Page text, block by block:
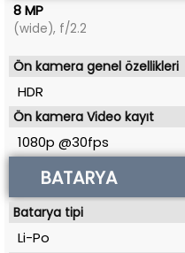
8 MP
(wide), f/2.2
Ön kamera genel özellikleri
HDR
Ön kamera Video kayıt
1080p @30fps
BATARYA
Batarya tipi
Li-Po